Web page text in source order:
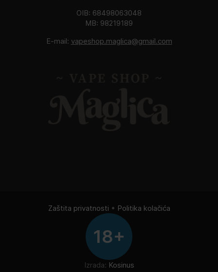
OIB: 68498063048
MB: 98219189
E-mail: vapeshop.maglica@gmail.com
Zaštita privatnosti • Politika kolačića
18+
Izrada: Kosinus